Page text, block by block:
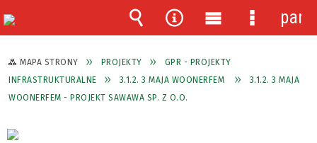
MAPA STRONY PROJEKTY
GPR - PROJEKTY
INFRASTRUKTURALNE
3.1.2. 3 MAJA WOONERFEM
3.1.2. 3 MAJA
WOONERFEM - PROJEKT SAWAWA SP. Z O.O.
Wyszukiwarka
Narzędzia
Menu
główne
Menu